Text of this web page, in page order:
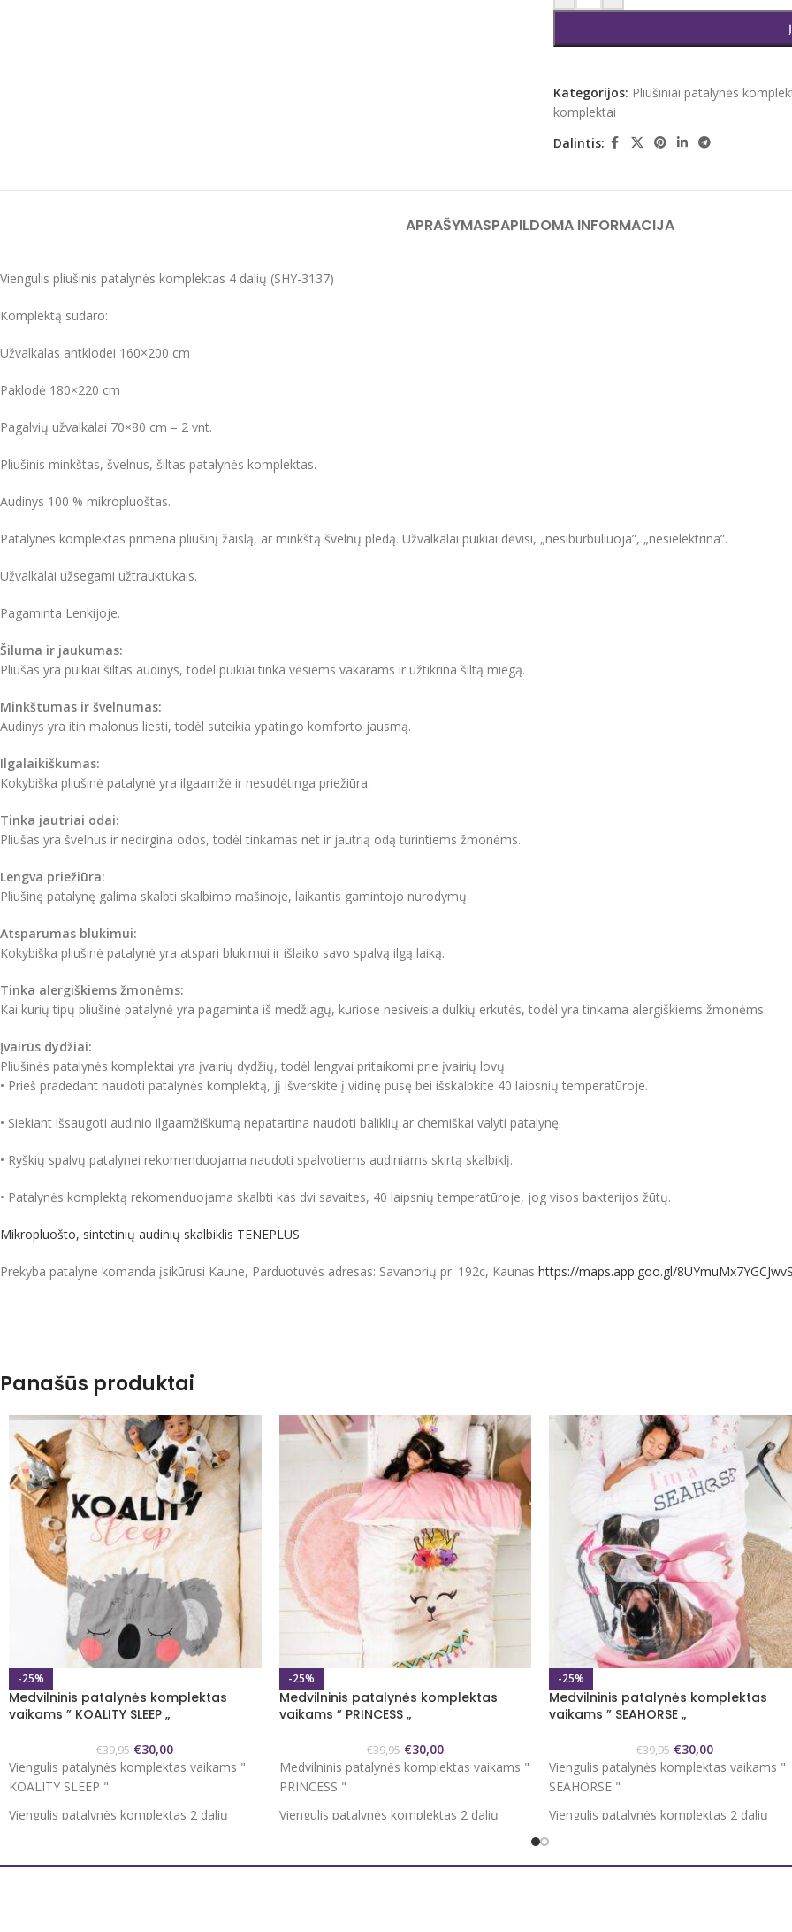
Kategorijos: Pliušiniai patalynės
komplektai
Dalintis:
APRAŠYMASPAPILDOMA INFORMACIJA
Viengulis pliušinis patalynės komplektas 4 dalių (SHY-3137)
Komplektą sudaro:
Užvalkalas antklodei 160×200 cm
Paklodė 180×220 cm
Pagalvių užvalkalai 70×80 cm – 2 vnt.
Pliušinis minkštas, švelnus, šiltas patalynės komplektas.
Audinys 100 % mikropluoštas.
Patalynės komplektas primena pliušinį žaislą, ar minkštą švelnų pledą. Užvalkalai puikiai dėvisi, „nesiburbuliuoja”, „nesielektrina”.
Užvalkalai užsegami užtrauktukais.
Pagaminta Lenkijoje.
Šiluma ir jaukumas:
Pliušas yra puikiai šiltas audinys, todėl puikiai tinka vėsiems vakarams ir užtikrina šiltą miegą.
Minkštumas ir švelnumas:
Audinys yra itin malonus liesti, todėl suteikia ypatingo komforto jausmą.
Ilgalaikiškumas:
Kokybiška pliušinė patalynė yra ilgaamžė ir nesudėtinga priežiūra.
Tinka jautriai odai:
Pliušas yra švelnus ir nedirgina odos, todėl tinkamas net ir jautrią odą turintiems žmonėms.
Lengva priežiūra:
Pliušinę patalynę galima skalbti skalbimo mašinoje, laikantis gamintojo nurodymų.
Atsparumas blukimui:
Kokybiška pliušinė patalynė yra atspari blukimui ir išlaiko savo spalvą ilgą laiką.
Tinka alergiškiems žmonėms:
Kai kurių tipų pliušinė patalynė yra pagaminta iš medžiagų, kuriose nesiveisia dulkių erkutės, todėl yra tinkama alergiškiems žmonėms.
Įvairūs dydžiai:
Pliušinės patalynės komplektai yra įvairių dydžių, todėl lengvai pritaikomi prie įvairių lovų.
• Prieš pradedant naudoti patalynės komplektą, jį išverskite į vidinę pusę bei išskalbkite 40 laipsnių temperatūroje.
• Siekiant išsaugoti audinio ilgaamžiškumą nepatartina naudoti baliklių ar chemiškai valyti patalynę.
• Ryškių spalvų patalynei rekomenduojama naudoti spalvotiems audiniams skirtą skalbiklį.
• Patalynės komplektą rekomenduojama skalbti kas dvi savaites, 40 laipsnių temperatūroje, jog visos bakterijos žūtų.
Mikropluošto, sintetinių audinių skalbiklis TENEPLUS
Prekyba patalyne komanda įsikūrusi Kaune, Parduotuvės adresas: Savanorių pr. 192c, Kaunas https://maps.app.goo.gl/
Panašūs produktai
-25%
Medvilninis patalynės komplektas
vaikams ” KOALITY SLEEP „
€39,95 €30,00
Viengulis patalynės komplektas vaikams "
KOALITY SLEEP "
Viengulis patalynės komplektas 2 dalių
Užvalkalas pagalvei 60x70 cm 1 vnt.
-25%
Medvilninis patalynės komplektas
vaikams ” PRINCESS „
€39,95 €30,00
Medvilninis patalynės komplektas vaikams "
PRINCESS "
Viengulis patalynės komplektas 2 dalių
Užvalkalas pagalvei 60x70 cm 1 vnt.
-25%
Medvilninis patalynės komplektas
vaikams ” SEAHORSE „
€39,95 €30,00
Viengulis patalynės komplektas vaikams "
SEAHORSE "
Viengulis patalynės komplektas 2 dalių
Užvalkalas pagalvei 60x70 cm 1 vnt.